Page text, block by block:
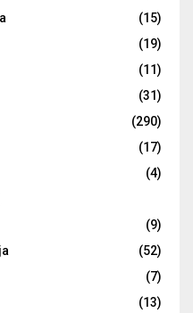
(15)
(19)
(11)
(31)
(290)
(17)
(4)
(9)
(52)
(7)
(13)